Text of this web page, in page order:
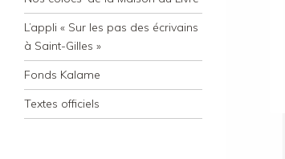
L’appli « Sur les pas des écrivains
à Saint-Gilles »
Fonds Kalame
Textes officiels